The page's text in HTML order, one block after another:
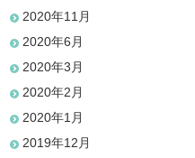
2020年11月
2020年6月
2020年3月
2020年2月
2020年1月
2019年12月